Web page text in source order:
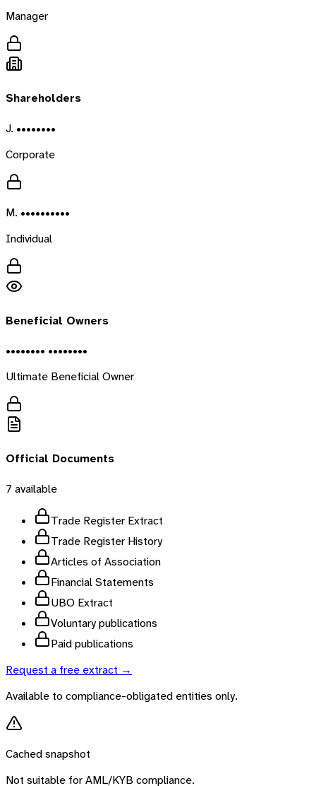
Manager
Shareholders
J. ••••••••
Corporate
M. ••••••••••
Individual
Beneficial Owners
•••••••• ••••••••
Ultimate Beneficial Owner
Official Documents
7 available
Trade Register Extract
Trade Register History
Articles of Association
Financial Statements
UBO Extract
Voluntary publications
Paid publications
Request a free extract →
Available to compliance-obligated entities only.
Cached snapshot
Not suitable for AML/KYB compliance.